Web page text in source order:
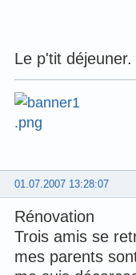
Le p'tit déjeuner.
01.07.2007 13:28:07
Rénovation
Trois amis se
mes parents